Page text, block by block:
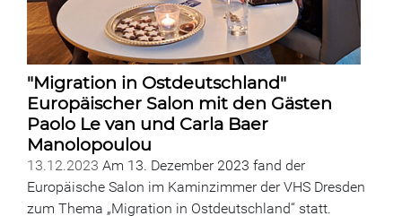
"Migration in Ostdeutschland"
Europäischer Salon mit den Gästen
Paolo Le van und Carla Baer
Manolopoulou
13.12.2023 Am 13. Dezember 2023 fand der
Europäische Salon im Kaminzimmer der VHS Dresden
zum Thema „Migration in Ostdeutschland“ statt.